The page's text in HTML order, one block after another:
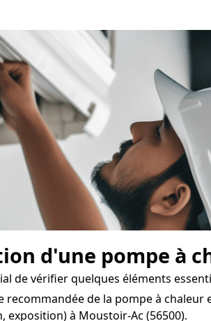
d'une pompe à
de vérifier quelques éléments
recommandée de la pompe à
à Moustoir-Ac (56500).